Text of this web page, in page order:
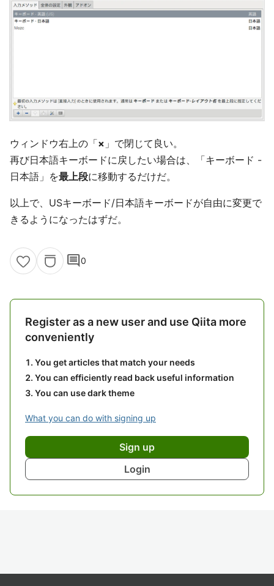
ウィンドウ右上の「× 」で閉じて良い。
再び日本語キーボードに戻したい場合は、「キーボード -
日本語」を最上段に移動するだけだ。
以上で、USキーボード/日本語キーボードが自由に変更で
きるようになったはずだ。
comment0
Register as a new user and use Qiita more
conveniently
You get articles that match your needs
You can efficiently read back useful information
You can use dark theme
What you can do with signing up
Sign up
Login